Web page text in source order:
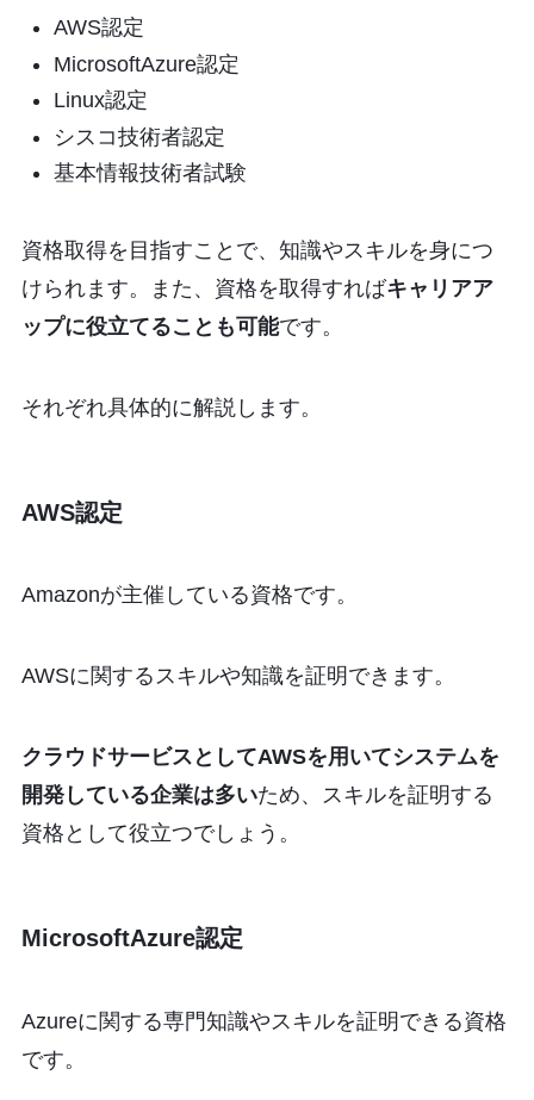
AWS認定
MicrosoftAzure認定
Linux認定
シスコ技術者認定
基本情報技術者試験
資格取得を目指すことで、知識やスキルを身につ
けられます。また、資格を取得すればキャリアア
ップに役立てることも可能です。
それぞれ具体的に解説します。
AWS認定
Amazonが主催している資格です。
AWSに関するスキルや知識を証明できます。
クラウドサービスとしてAWSを用いてシステムを
開発している企業は多いため、スキルを証明する
資格として役立つでしょう。
MicrosoftAzure認定
Azureに関する専門知識やスキルを証明できる資格
です。